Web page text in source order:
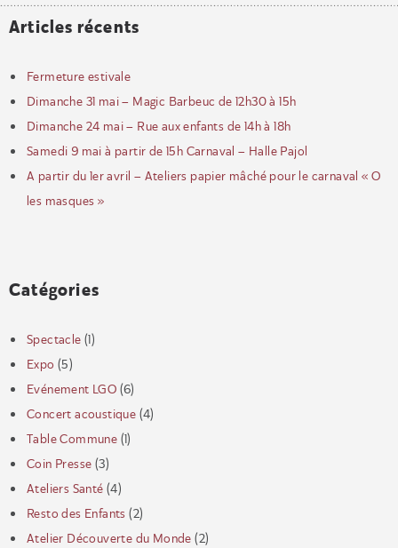
Articles récents
Fermeture estivale
Dimanche 31 mai – Magic Barbeuc de 12h30 à 15h
Dimanche 24 mai – Rue aux enfants de 14h à 18h
Samedi 9 mai à partir de 15h Carnaval – Halle Pajol
A partir du 1er avril – Ateliers papier mâché pour le carnaval « O
les masques »
Catégories
Spectacle (1)
Expo (5)
Evénement LGO (6)
Concert acoustique (4)
Table Commune (1)
Coin Presse (3)
Ateliers Santé (4)
Resto des Enfants (2)
Atelier Découverte du Monde (2)